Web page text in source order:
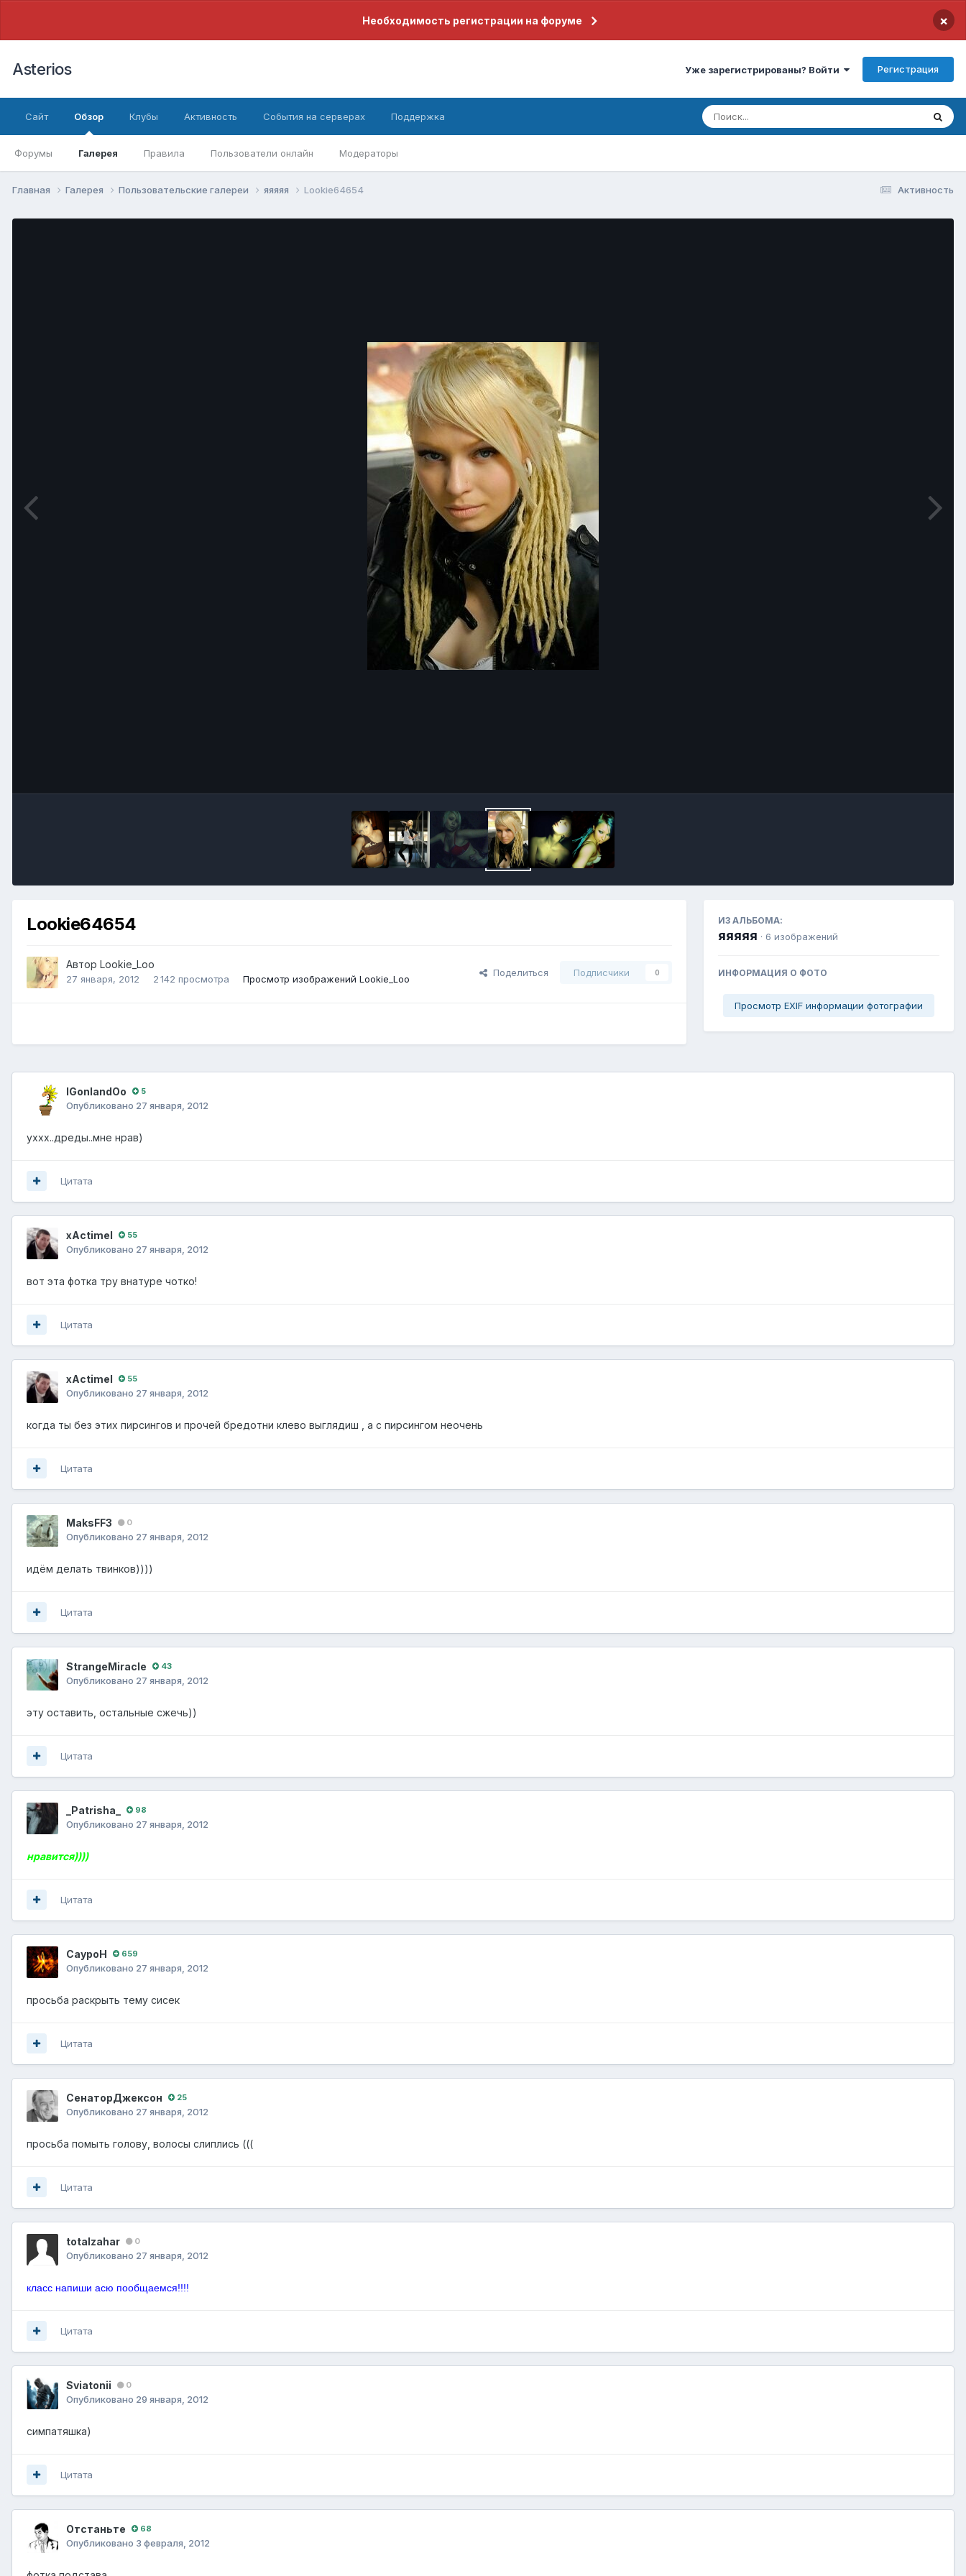
Необходимость регистрации на форуме ×
Asterios Уже зарегистрированы? Войти Регистрация
Сайт Обзор
Форумы Галерея Правила Пользователи онлайн Модераторы
Клубы Активность События на серверах Поддержка
Активность
Главная Галерея Пользовательские галереи яяяяя Lookie64654
Lookie64654
Автор Lookie_Loo
27 января, 2012 2 142 просмотра Просмотр изображений Lookie_Loo
Поделиться Подписчики 0
ИЗ АЛЬБОМА:
яяяяя · 6 изображений
ИНФОРМАЦИЯ О ФОТО
Просмотр EXIF информации фотографии
IGonlandOo 5
Опубликовано 27 января, 2012
уххх..дреды..мне нрав)
Цитата
xActimel 55
Опубликовано 27 января, 2012
вот эта фотка тру внатуре чотко!
Цитата
xActimel 55
Опубликовано 27 января, 2012
когда ты без этих пирсингов и прочей бредотни клево выглядиш , а с пирсингом неочень
Цитата
MaksFF3 0
Опубликовано 27 января, 2012
идём делать твинков))))
Цитата
StrangeMiracle 43
Опубликовано 27 января, 2012
эту оставить, остальные сжечь))
Цитата
_Patrisha_ 98
Опубликовано 27 января, 2012
нравится))))
Цитата
СауроН 659
Опубликовано 27 января, 2012
просьба раскрыть тему сисек
Цитата
СенаторДжексон 25
Опубликовано 27 января, 2012
просьба помыть голову, волосы слиплись (((
Цитата
totalzahar 0
Опубликовано 27 января, 2012
класс напиши асю пообщаемся!!!!
Цитата
Sviatonii 0
Опубликовано 29 января, 2012
симпатяшка)
Цитата
Отстаньте 68
Опубликовано 3 февраля, 2012